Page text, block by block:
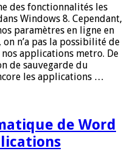
des fonctionnalités les
Windows 8. Cependant,
paramètres en ligne en
n’a pas la possibilité de
applications metro. De
de sauvegarde du
les applications …
de Word